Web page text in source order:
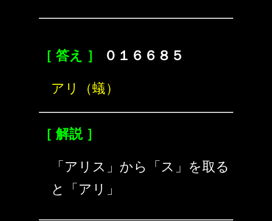
［ 答え ］ ０１６６８５
アリ（蟻）
［ 解説 ］
「アリス」から「ス」を取る
と「アリ」